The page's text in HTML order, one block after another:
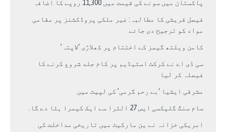
پاکستان میں سونے کی قیمت میں 11,300 روپے کا اضافہ
فیصل قریشی کا مطالبہ: غیر ملکی پروڈکشنز پر مقامی
مواد کو ترجیح دی جائے
کامن ویلتھ گیمز کے اختتام پر کھلاڑی ‘لاپتہ’
سی ڈی اے نے کرکٹ اسٹیڈیم پر کام جلد شروع کرنے کا
فیصلہ کر لیا
مشرقی ایشیا ‘بے رحم گرمی’ کی لپیٹ میں
سام سنگ گلیکسی ایس 27 الٹرا سے ایک کیمرا ہٹا دے گا.
امریکی خزانہ نے ین مارکیٹ میں تاریخی مداخلت کی